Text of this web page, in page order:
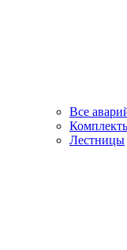
Все
Лестницы